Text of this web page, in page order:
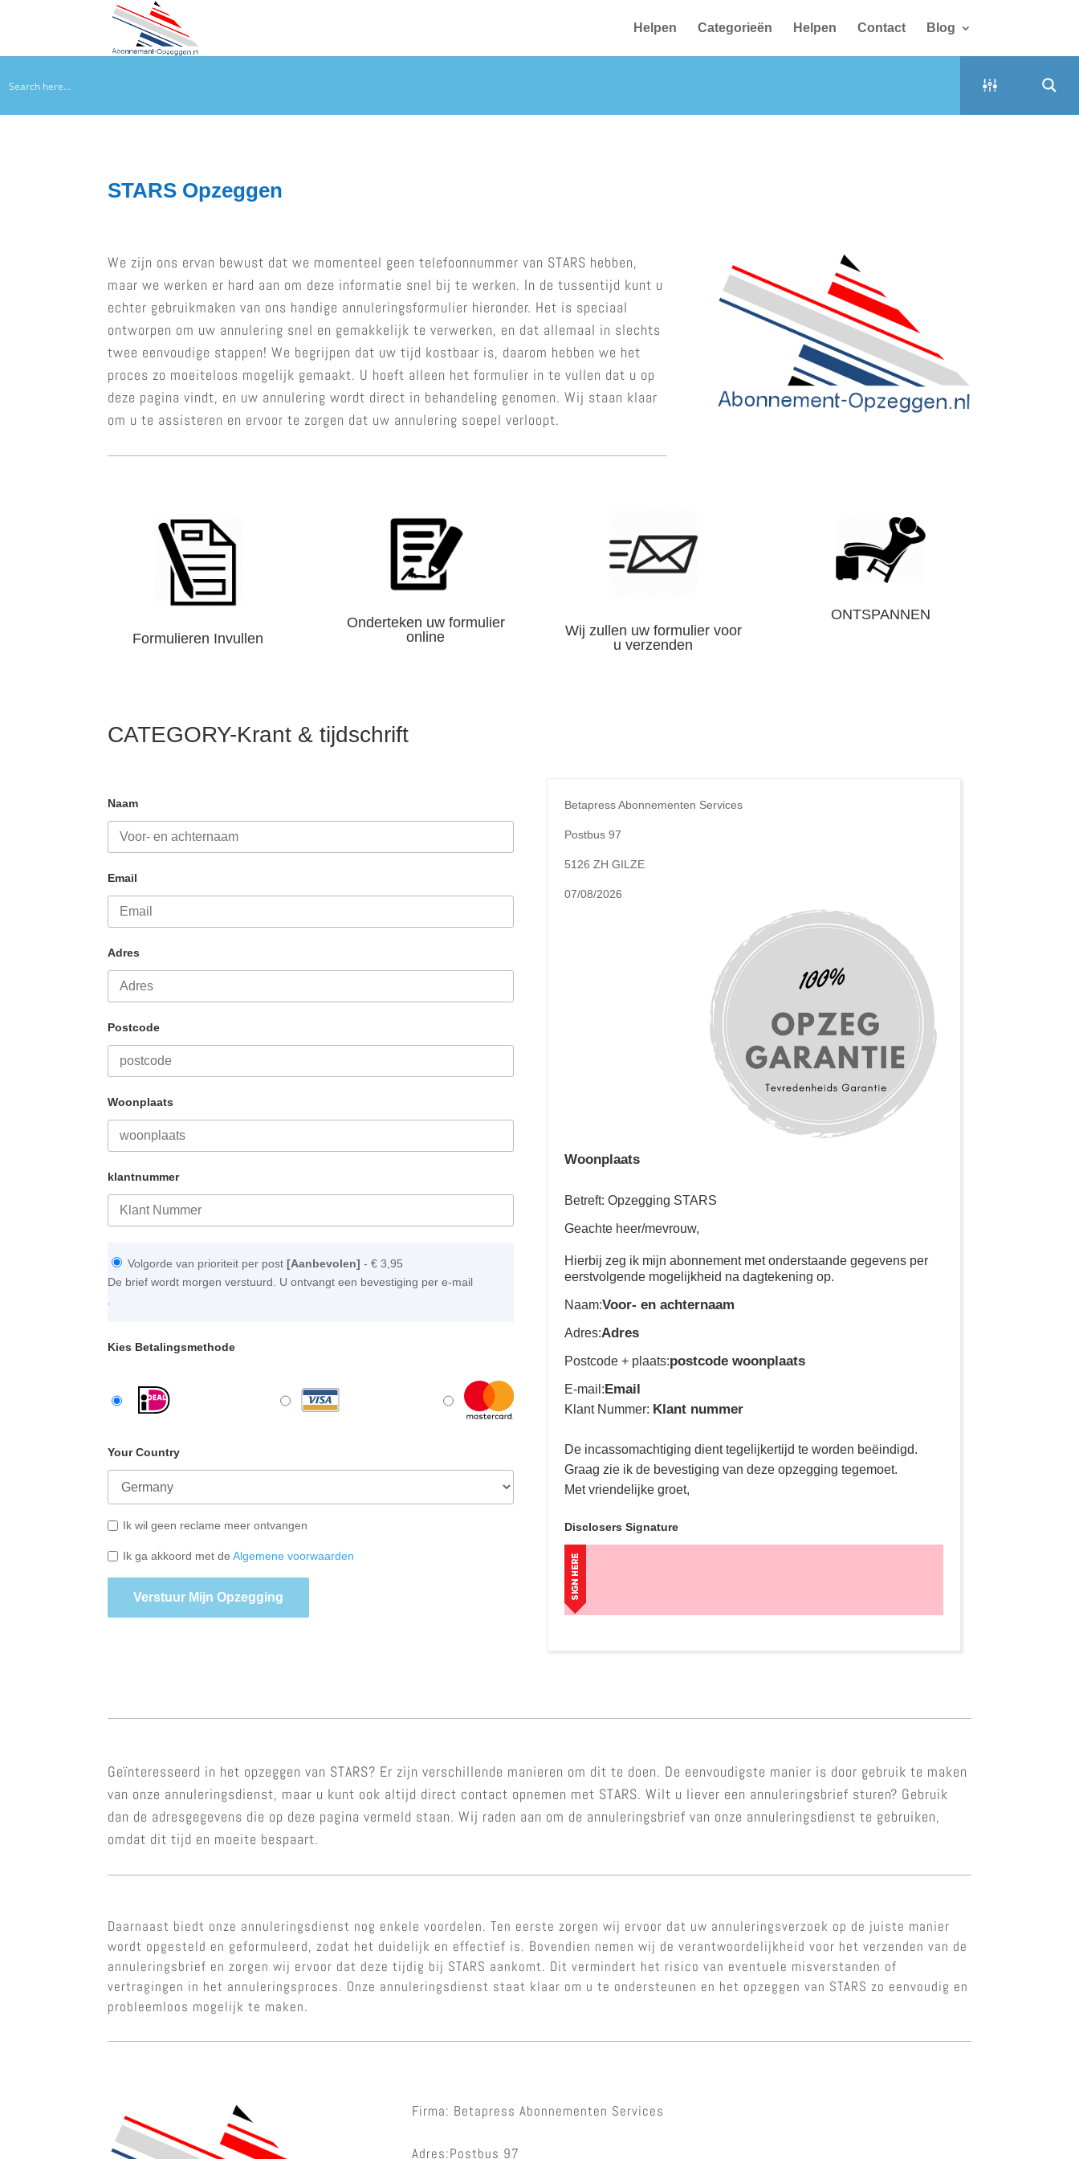
Helpen Categorieën Helpen Contact Blog
STARS Opzeggen
We zijn ons ervan bewust dat we momenteel geen telefoonnummer van STARS hebben,
maar we werken er hard aan om deze informatie snel bij te werken. In de tussentijd kunt u
echter gebruikmaken van ons handige annuleringsformulier hieronder. Het is speciaal
ontworpen om uw annulering snel en gemakkelijk te verwerken, en dat allemaal in slechts
twee eenvoudige stappen! We begrijpen dat uw tijd kostbaar is, daarom hebben we het
proces zo moeiteloos mogelijk gemaakt. U hoeft alleen het formulier in te vullen dat u op
deze pagina vindt, en uw annulering wordt direct in behandeling genomen. Wij staan klaar
om u te assisteren en ervoor te zorgen dat uw annulering soepel verloopt.
Formulieren Invullen
Onderteken uw formulier
online
Wij zullen uw formulier voor
u verzenden
ONTSPANNEN
CATEGORY-Krant & tijdschrift
Naam
Email
Adres
Postcode
Woonplaats
klantnummer
Volgorde van prioriteit per post[Aanbevolen]-€ 3,95
De brief wordt morgen verstuurd. U ontvangt een bevestiging per e-mail
Kies Betalingsmethode
Your Country
Ik wil geen reclame meer ontvangen
Ik ga akkoord met deAlgemene voorwaarden
Verstuur Mijn Opzegging
Betapress Abonnementen Services
Postbus 97
5126 ZH GILZE
07/08/2026
Woonplaats
Betreft: Opzegging STARS
Geachte heer/mevrouw,
Hierbij zeg ik mijn abonnement met onderstaande gegevens per
eerstvolgende mogelijkheid na dagtekening op.
Naam:Voor- en achternaam
Adres:Adres
Postcode + plaats:postcode woonplaats
E-mail:Email
Klant Nummer: Klant nummer
De incassomachtiging dient tegelijkertijd te worden beëindigd.
Graag zie ik de bevestiging van deze opzegging tegemoet.
Met vriendelijke groet,
Disclosers Signature
Geïnteresseerd in het opzeggen van STARS? Er zijn verschillende manieren om dit te doen. De eenvoudigste manier is door gebruik te maken
van onze annuleringsdienst, maar u kunt ook altijd direct contact opnemen met STARS. Wilt u liever een annuleringsbrief sturen? Gebruik
dan de adresgegevens die op deze pagina vermeld staan. Wij raden aan om de annuleringsbrief van onze annuleringsdienst te gebruiken,
omdat dit tijd en moeite bespaart.
Daarnaast biedt onze annuleringsdienst nog enkele voordelen. Ten eerste zorgen wij ervoor dat uw annuleringsverzoek op de juiste manier
wordt opgesteld en geformuleerd, zodat het duidelijk en effectief is. Bovendien nemen wij de verantwoordelijkheid voor het verzenden van de
annuleringsbrief en zorgen wij ervoor dat deze tijdig bij STARS aankomt. Dit vermindert het risico van eventuele misverstanden of
vertragingen in het annuleringsproces. Onze annuleringsdienst staat klaar om u te ondersteunen en het opzeggen van STARS zo eenvoudig en
probleemloos mogelijk te maken.
Firma: Betapress Abonnementen Services
Adres:Postbus 97